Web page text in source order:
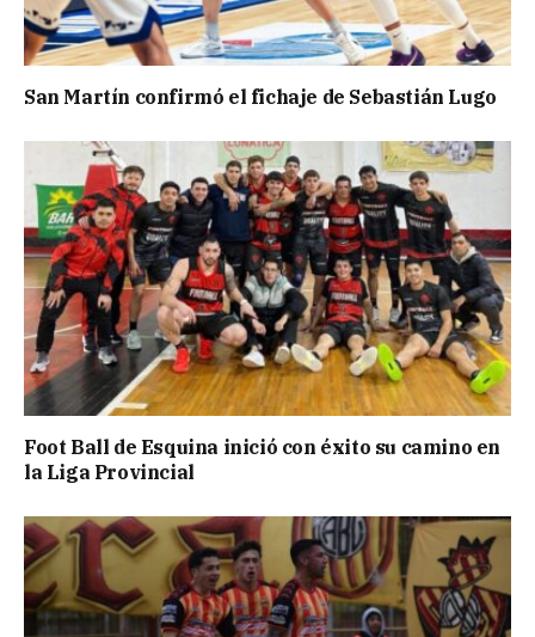
San Martín confirmó el fichaje de Sebastián Lugo
Foot Ball de Esquina inició con éxito su camino en
la Liga Provincial